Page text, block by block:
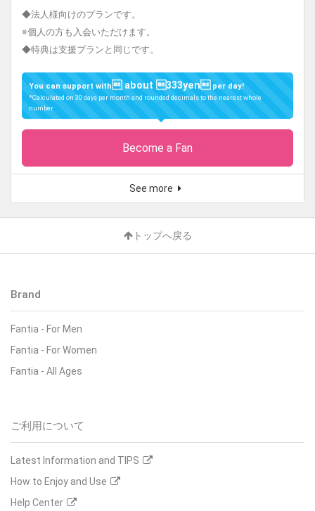
◆法人様向けのプランです。
※個人の方も入会いただけます。
◆特典は支援プランと同じです。
You can support with about 333yenper day!
*Calculated on 30 days per month and rounded decimals to the nearest whole
number
Become a Fan
See more
トップへ戻る
Brand
Fantia - For Men
Fantia - For Women
Fantia - All Ages
ご利用について
Latest Information and TIPS
How to Enjoy and Use
Help Center